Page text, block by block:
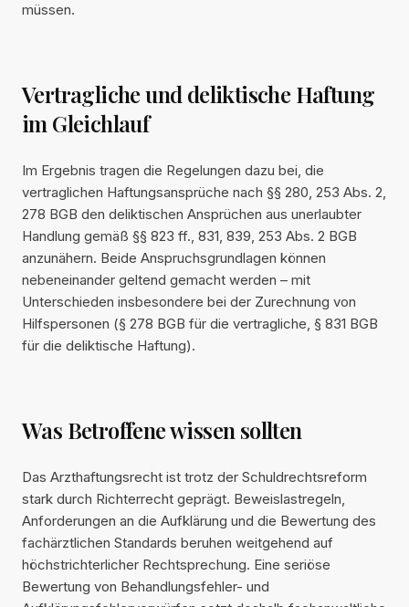
müssen.
Vertragliche und deliktische Haftung
im Gleichlauf
Im Ergebnis tragen die Regelungen dazu bei, die
vertraglichen Haftungsansprüche nach §§ 280, 253 Abs. 2,
278 BGB den deliktischen Ansprüchen aus unerlaubter
Handlung gemäß §§ 823 ff., 831, 839, 253 Abs. 2 BGB
anzunähern. Beide Anspruchsgrundlagen können
nebeneinander geltend gemacht werden – mit
Unterschieden insbesondere bei der Zurechnung von
Hilfspersonen (§ 278 BGB für die vertragliche, § 831 BGB
für die deliktische Haftung).
Was Betroffene wissen sollten
Das Arzthaftungsrecht ist trotz der Schuldrechtsreform
stark durch Richterrecht geprägt. Beweislastregeln,
Anforderungen an die Aufklärung und die Bewertung des
fachärztlichen Standards beruhen weitgehend auf
höchstrichterlicher Rechtsprechung. Eine seriöse
Bewertung von Behandlungsfehler- und